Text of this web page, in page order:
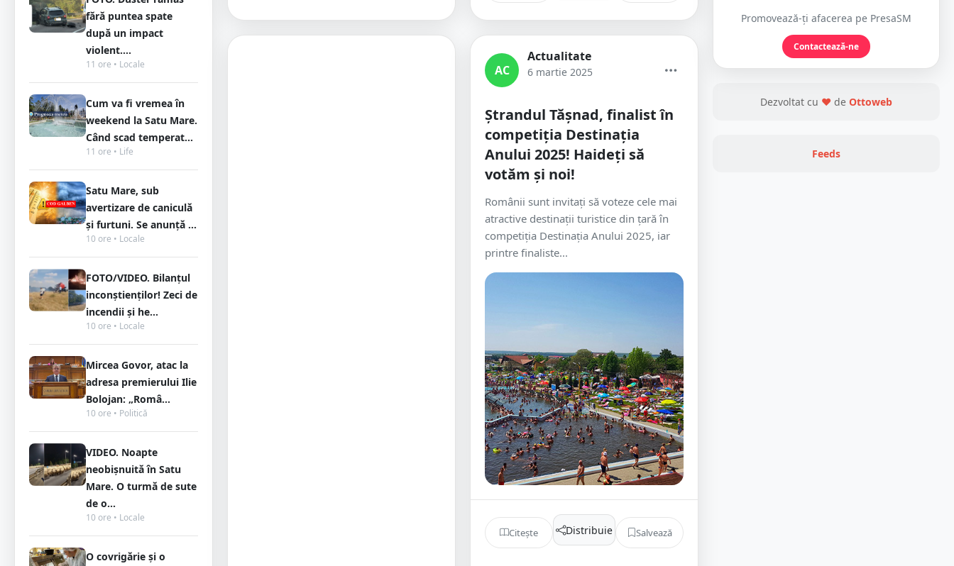
fără puntea spate
după un impact
violent....
11 ore • Locale
Cum va fi vremea în
weekend la Satu Mare.
Când scad temperat...
11 ore • Life
Satu Mare, sub
avertizare de caniculă
și furtuni. Se anunță ...
10 ore • Locale
FOTO/VIDEO. Bilanțul
inconștienților! Zeci de
incendii și he...
10 ore • Locale
Mircea Govor, atac la
adresa premierului Ilie
Bolojan: „Româ...
10 ore • Politică
VIDEO. Noapte
neobișnuită în Satu
Mare. O turmă de sute
de o...
10 ore • Locale
O covrigărie și o
AC
Actualitate
6 martie 2025
Ștrandul Tășnad, finalist în
competiția Destinația
Anului 2025! Haideți să
votăm și noi!
Românii sunt invitați să voteze cele mai
atractive destinații turistice din țară în
competiția Destinația Anului 2025, iar
printre finaliste...
Citește Distribuie Salvează
Promovează-ți afacerea pe PresaSM
Contactează-ne
Dezvoltat cu ❤ de Ottoweb
Feeds